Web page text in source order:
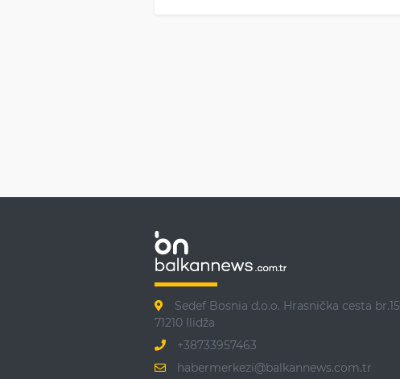
Sedef Bosnia d.o.o. Hrasnička cesta br.15
71210 Ilidža
+38733957463
habermerkezi@balkannews.com.tr